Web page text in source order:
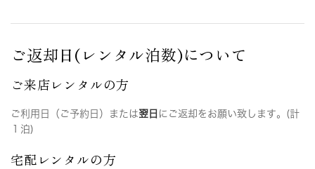
ご返却日(レンタル泊数)について
ご来店レンタルの方
ご利用日（ご予約日）または翌日 にご返却をお願い致します。(計
１泊)
宅配レンタルの方